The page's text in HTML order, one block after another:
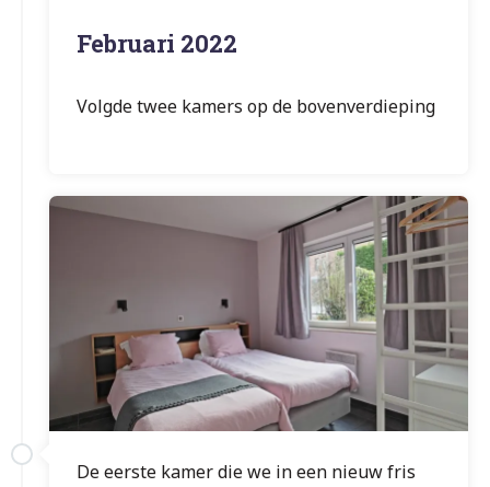
Februari 2022
Volgde twee kamers op de bovenverdieping
De eerste kamer die we in een nieuw fris